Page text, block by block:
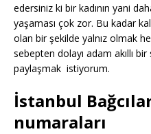
edersiniz ki bir kadının yani
yaşaması çok zor. Bu kadar
olan bir şekilde yalnız olmak
sebepten dolayı adam akıllı
paylaşmak istiyorum.
İstanbul
numaraları